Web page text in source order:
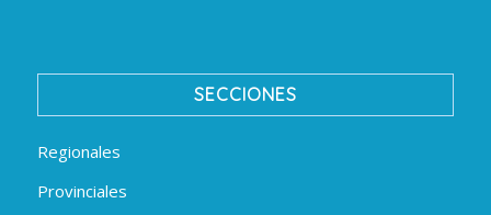
SECCIONES
Regionales
Provinciales